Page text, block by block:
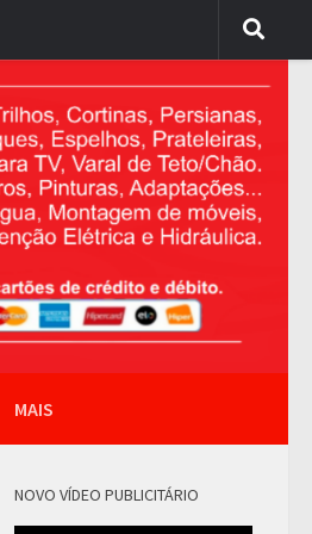
MAIS
NOVO VÍDEO PUBLICITÁRIO